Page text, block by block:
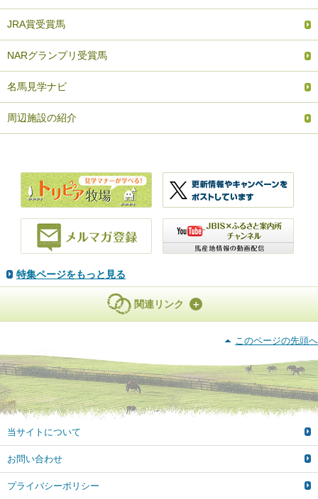
JRA賞受賞馬
NARグランプリ受賞馬
名馬見学ナビ
周辺施設の紹介
特集ページをもっと見る
関連リンク
このページの先頭へ
当サイトについて
お問い合わせ
プライバシーポリシー